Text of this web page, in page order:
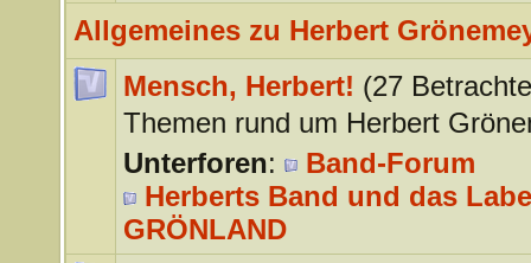
Allgemeines zu Herbert
Mensch, Herbert! (27
Themen rund um Herbert
Unterforen:
Band-Forum
Herberts Band und das
GRÖNLAND